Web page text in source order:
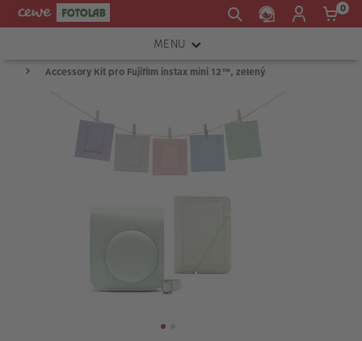
0
MENU
FOTOAPARÁTY
OBJEKTIVY
Accessory Kit pro Fujifilm instax mini 12™, zelený